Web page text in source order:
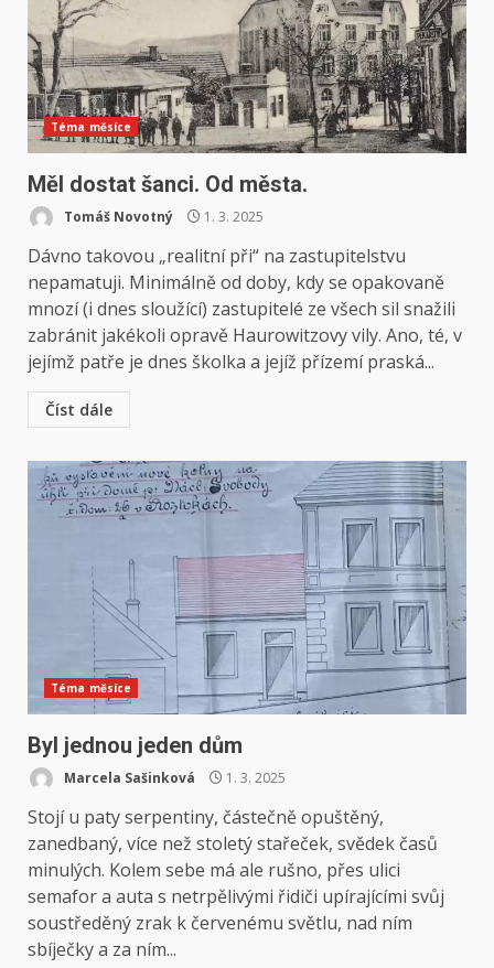
Téma měsíce
Měl dostat šanci. Od města.
Tomáš Novotný 1. 3. 2025
Dávno takovou „realitní při“ na zastupitelstvu
nepamatuji. Minimálně od doby, kdy se opakovaně
mnozí (i dnes sloužící) zastupitelé ze všech sil snažili
zabránit jakékoli opravě Haurowitzovy vily. Ano, té, v
jejímž patře je dnes školka a jejíž přízemí praská...
Číst dále
Téma měsíce
Byl jednou jeden dům
Marcela Sašinková 1. 3. 2025
Stojí u paty serpentiny, částečně opuštěný,
zanedbaný, více než stoletý stařeček, svědek časů
minulých. Kolem sebe má ale rušno, přes ulici
semafor a auta s netrpělivými řidiči upírajícími svůj
soustředěný zrak k červenému světlu, nad ním
sbíječky a za ním...